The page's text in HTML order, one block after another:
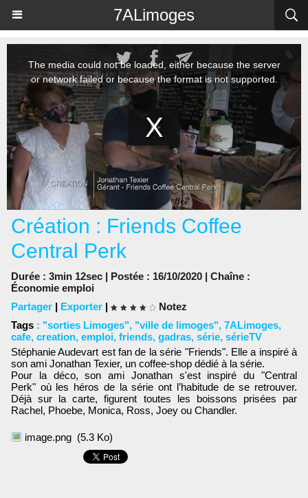
7ALimoges
Création : Friends Coffee
Central Perk
Durée : 3min 12sec | Postée : 16/10/2020 | Chaîne :
Économie emploi
Partager | Exporter |
Notez
Tags : "sorties Limoges", "ville de limoges", 7ALimoges,
cafe, creation, emploi, friends, gadras, série, sérieTV
Stéphanie Audevart est fan de la série "Friends". Elle a inspiré à
son ami Jonathan Texier, un coffee-shop dédié à la série.
Pour la déco, son ami Jonathan s'est inspiré du "Central
Perk" où les héros de la série ont l’habitude de se retrouver.
Déjà sur la carte, figurent toutes les boissons prisées par
Rachel, Phoebe, Monica, Ross, Joey ou Chandler.
image.png (5.3 Ko)